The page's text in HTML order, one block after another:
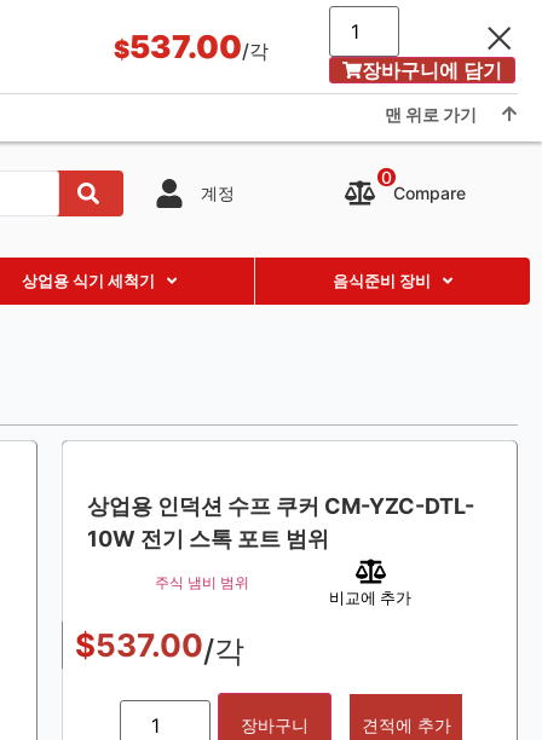
응용 프로그램 및 사례 블로그 About Us Showroom
계정 Compare
0
상업용 식기 세척기 음식준비 장비
상업용 인덕션 수프 쿠커 CM-YZC-DTL-
10W 전기 스톡 포트 범위
주식 냄비 범위
비교에 추가
$537.00/각
장바구니 견적에 추가
$537.00/각
장바구니에 담기
맨 위로 가기